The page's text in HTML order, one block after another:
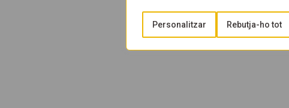
Personalitzar Rebutja-ho tot